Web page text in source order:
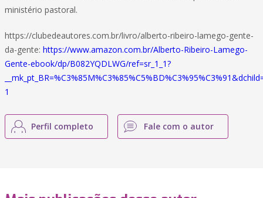
ministério pastoral.
https://clubedeautores.com.br/livro/alberto-ribeiro-lamego-gente-
da-gente: https://www.amazon.com.br/Alberto-Ribeiro-Lamego-
Gente-ebook/dp/B082YQDLWG/ref=sr_1_1?
1
Perfil completo Fale com o autor